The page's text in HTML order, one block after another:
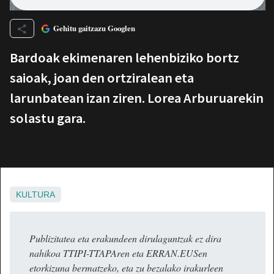
Gehitu gaitzazu Googlen
Bardoak ekimenaren lehenbiziko bortz
saioak, joan den ortziralean eta
larunbatean izan ziren. Lorea Arburuarekin
solastu gara.
KULTURA
Publizitatea eta erakundeen dirulaguntzak ez dira
nahikoa TTIPI-TTAPAren eta ERRAN.EUSen
etorkizuna bermatzeko, eta zu bezalako irakurleen